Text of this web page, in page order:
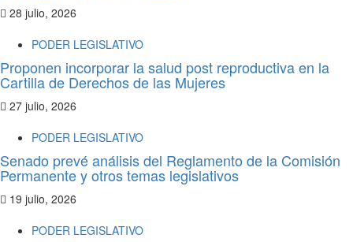
28 julio, 2026
PODER LEGISLATIVO
Proponen incorporar la salud post reproductiva en la
Cartilla de Derechos de las Mujeres
27 julio, 2026
PODER LEGISLATIVO
Senado prevé análisis del Reglamento de la Comisión
Permanente y otros temas legislativos
19 julio, 2026
PODER LEGISLATIVO